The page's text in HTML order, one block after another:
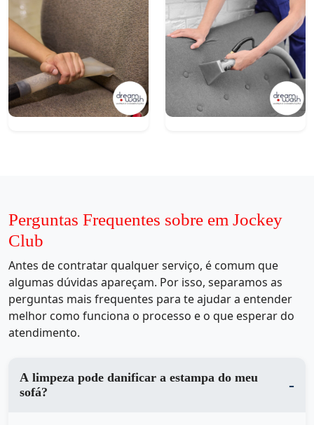
Perguntas Frequentes sobre em Jockey
Club
Antes de contratar qualquer serviço, é comum que
algumas dúvidas apareçam. Por isso, separamos as
perguntas mais frequentes para te ajudar a entender
melhor como funciona o processo e o que esperar do
atendimento.
A limpeza pode danificar a estampa do meu
sofá?